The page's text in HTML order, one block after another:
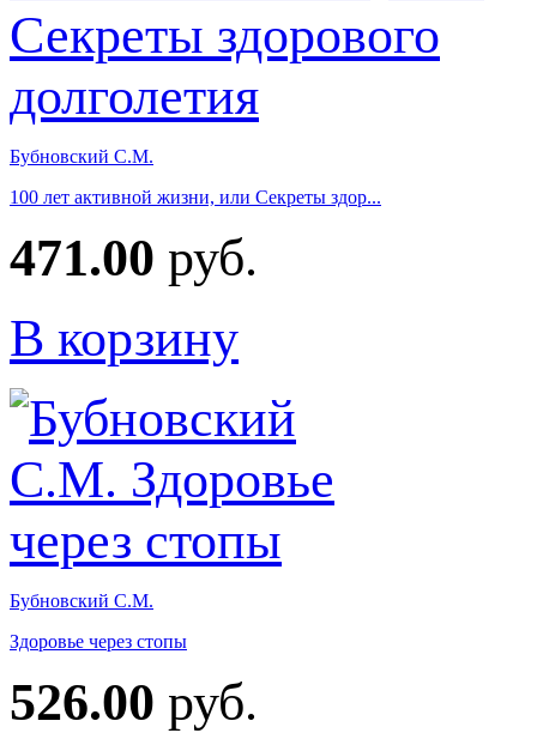
Бубновский С.М.
100 лет активной жизни, или Секреты здор...
471.00 руб.
В корзину
Бубновский С.М.
Здоровье через стопы
526.00 руб.